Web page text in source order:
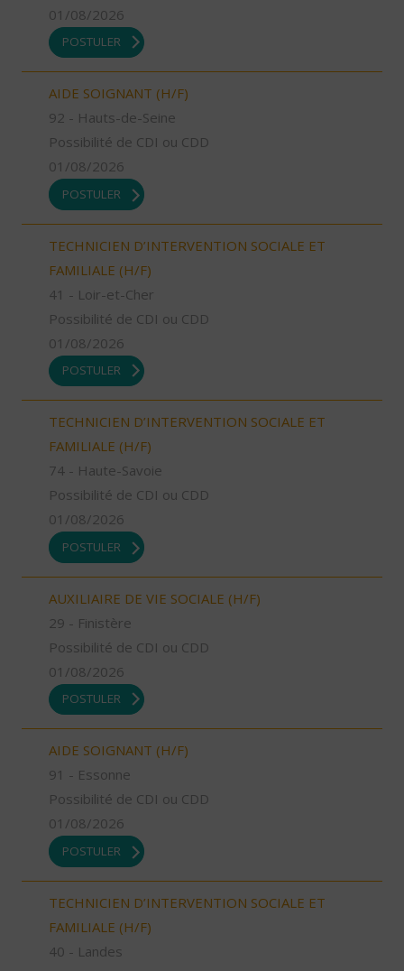
01/08/2026
POSTULER
AIDE SOIGNANT (H/F)
92 - Hauts-de-Seine
Possibilité de CDI ou CDD
01/08/2026
POSTULER
TECHNICIEN D’INTERVENTION SOCIALE ET
FAMILIALE (H/F)
41 - Loir-et-Cher
Possibilité de CDI ou CDD
01/08/2026
POSTULER
TECHNICIEN D’INTERVENTION SOCIALE ET
FAMILIALE (H/F)
74 - Haute-Savoie
Possibilité de CDI ou CDD
01/08/2026
POSTULER
AUXILIAIRE DE VIE SOCIALE (H/F)
29 - Finistère
Possibilité de CDI ou CDD
01/08/2026
POSTULER
AIDE SOIGNANT (H/F)
91 - Essonne
Possibilité de CDI ou CDD
01/08/2026
POSTULER
TECHNICIEN D’INTERVENTION SOCIALE ET
FAMILIALE (H/F)
40 - Landes